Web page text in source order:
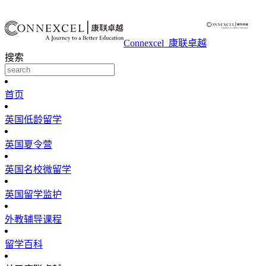
Connexcel_康联卓越
搜索
首页
英国低龄留学
英国夏令营
英国名校微留学
英国留学监护
外教辅导课程
留学百科